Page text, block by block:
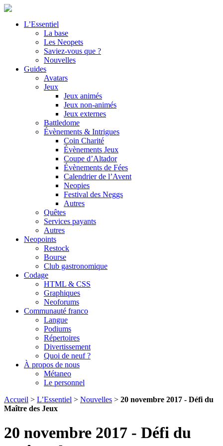
L’Essentiel
La base
Les Neopets
Saviez-vous que ?
Nouvelles
Guides
Avatars
Jeux
Jeux animés
Jeux non-animés
Jeux externes
Battledome
Évènements & Intrigues
Coin Charité
Évènements Jeux
Coupe d’Altador
Évènements de Fées
Calendrier de l’Avent
Neopies
Festival des Neggs
Autres
Quêtes
Services payants
Autres
Neopoints
Restock
Bourse
Club gastronomique
Codage
HTML & CSS
Graphiques
Neoforums
Communauté franco
Langue
Podiums
Répertoires
Divertissement
Quoi de neuf ?
À propos de nous
Métaneo
Le personnel
Accueil > L’Essentiel > Nouvelles > 20 novembre 2017 - Défi du
Maître des Jeux
20 novembre 2017 - Défi du